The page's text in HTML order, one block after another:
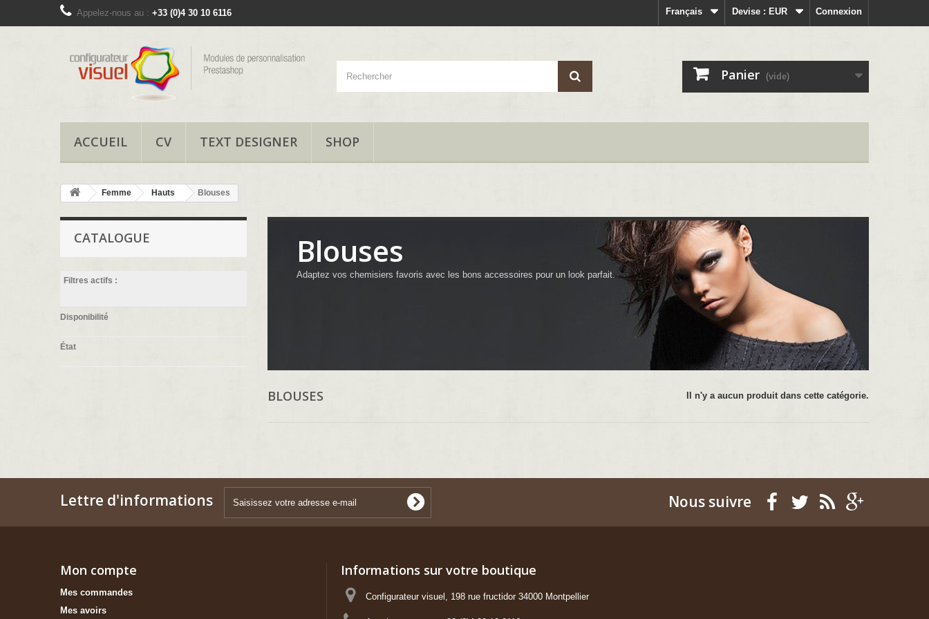
Connexion
Devise : EUR
Français
Appelez-nous au : +33 (0)4 30 10 6116
Panier (vide)
ACCUEIL CV TEXT DESIGNER SHOP
Femme Hauts Blouses
CATALOGUE
Filtres actifs :
Disponibilité
État
Blouses
Adaptez vos chemisiers favoris avec les bons accessoires pour un look parfait.
BLOUSES Il n'y a aucun produit dans cette catégorie.
Lettre d'informations Nous suivre
Mon compte
Mes commandes
Mes avoirs
Informations sur votre boutique
Configurateur visuel, 198 rue fructidor 34000 Montpellier